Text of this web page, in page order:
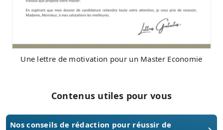
Une lettre de motivation pour un Master Economie
Contenus utiles pour vous
Nos conseils de rédaction pour réussir de